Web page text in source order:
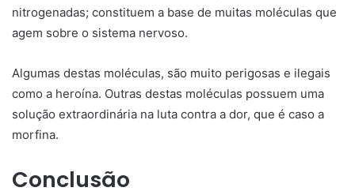
nitrogenadas; constituem a base de muitas moléculas que
agem sobre o sistema nervoso.
Algumas destas moléculas, são muito perigosas e ilegais
como a heroína. Outras destas moléculas possuem uma
solução extraordinária na luta contra a dor, que é caso a
morfina.
Conclusão